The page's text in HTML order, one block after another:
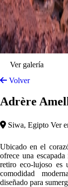
Ver galería
Volver
Adrère
Siwa, Egipto Ver
Ubicado en el
ofrece una
retiro eco-lujoso es
comodidad
diseñado para